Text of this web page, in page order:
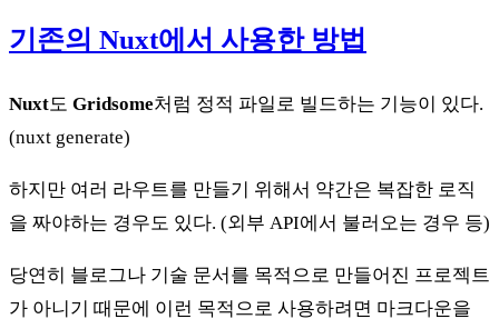
기존의 Nuxt에서 사용한 방법
Nuxt도 Gridsome처럼 정적 파일로 빌드하는 기능이 있다.
(nuxt generate)
하지만 여러 라우트를 만들기 위해서 약간은 복잡한 로직
을 짜야하는 경우도 있다. (외부 API에서 불러오는 경우 등)
당연히 블로그나 기술 문서를 목적으로 만들어진 프로젝트
가 아니기 때문에 이런 목적으로 사용하려면 마크다운을